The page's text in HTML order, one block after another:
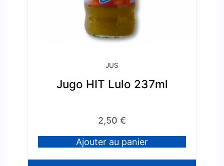
JUS
Jugo HIT Lulo 237ml
2,50 €
Ajouter au panier